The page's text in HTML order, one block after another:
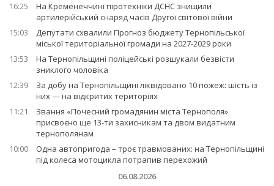
16:25
На Кременеччині піротехніки ДСНС знищили
артилерійський снаряд часів Другої світової війни
15:03
Депутати схвалили Прогноз бюджету Тернопільської
міської територіальної громади на 2027-2029 роки
13:53
На Тернопільщині поліцейські розшукали безвісти
зниклого чоловіка
12:39
За добу на Тернопільщині ліквідовано 10 пожеж: шість із
них — на відкритих територіях
11:21
Звання «Почесний громадянин міста Тернополя»
присвоєно ще 13-ти захисникам та двом видатним
тернополянам
10:00
Одна автопригода – троє травмованих: на Тернопільщині
під колеса мотоцикла потрапив перехожий
06.08.2026